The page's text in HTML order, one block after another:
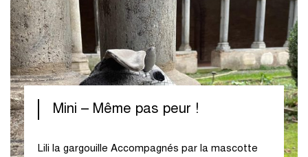
Mini – Même pas peur !
Lili la gargouille Accompagnés par la mascotte